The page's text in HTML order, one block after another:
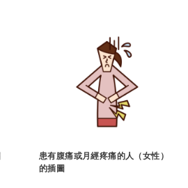
患有腹痛或月經疼痛的人（女性）
的插圖